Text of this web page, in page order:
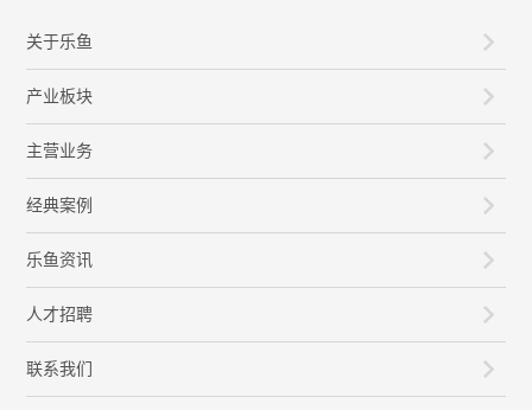
关于乐鱼
产业板块
主营业务
经典案例
乐鱼资讯
人才招聘
联系我们